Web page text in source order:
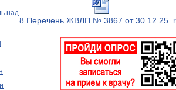
над
8 Перечень ЖВЛП № 3867 от 30.12.25